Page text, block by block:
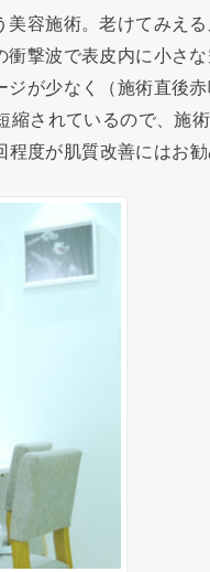
美容施術。老けてみえ
撃波で表皮内に小さ
が少なく（施術直後赤
縮されているので、施
度が肌質改善にはお勧